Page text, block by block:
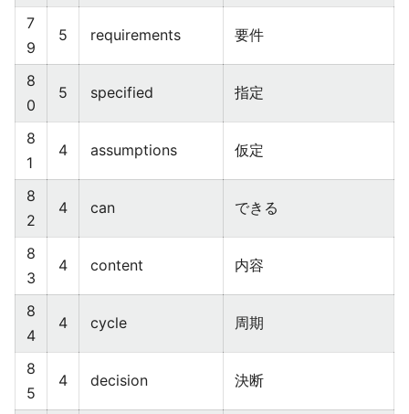
7
9
5 requirements 要件
8
0
5 specified 指定
8
1
4 assumptions 仮定
8
2
4 can できる
8
3
4 content 内容
8
4
4 cycle 周期
8
5
4 decision 決断